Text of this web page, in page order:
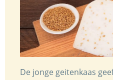
De jonge geitenkaas